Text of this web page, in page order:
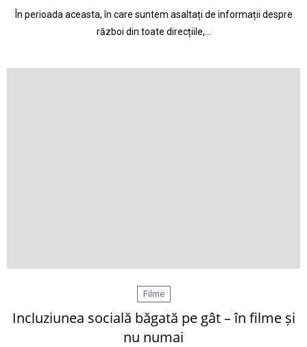
În perioada aceasta, în care suntem asaltați de informații despre
război din toate direcțiile,…
Filme
Incluziunea socială băgată pe gât – în filme și
nu numai